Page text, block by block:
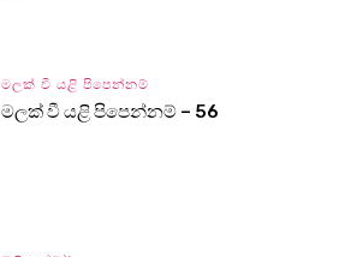
මලක් වී යළි පිපෙන්නම්
මලක් වී යළි පිපෙන්නම් – 56